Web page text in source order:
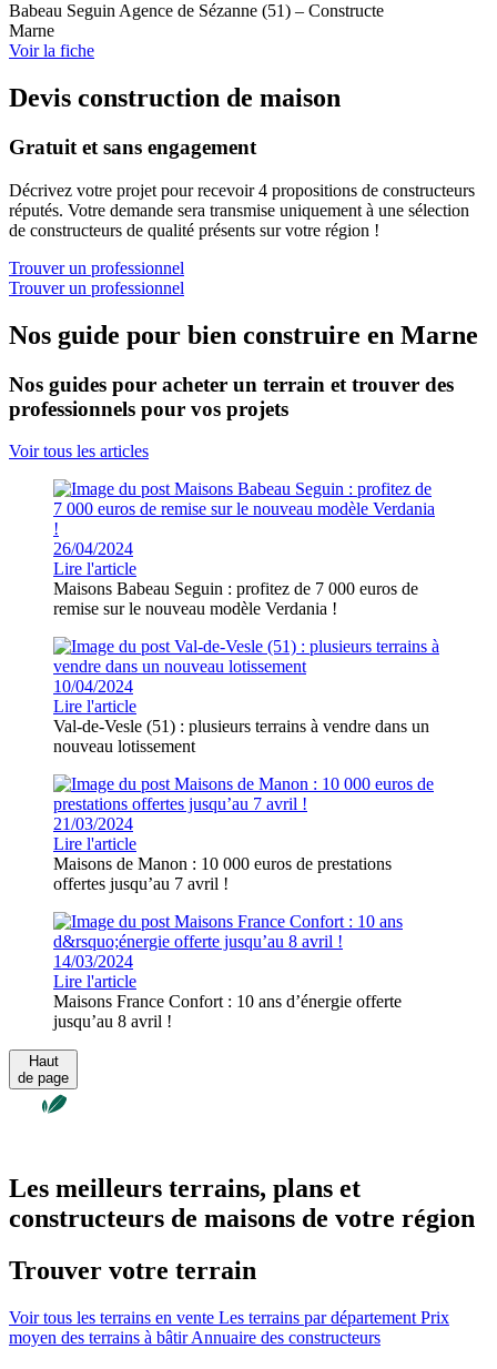
Babeau Seguin Agence de Sézanne (51) – Constructe
Marne
Voir la fiche
Devis construction de maison
Gratuit et sans engagement
Décrivez votre projet pour recevoir 4 propositions de constructeurs
réputés. Votre demande sera transmise uniquement à une sélection
de constructeurs de qualité présents sur votre région !
Trouver un professionnel
Trouver un professionnel
Nos guide pour bien construire en Marne
Nos guides pour acheter un terrain et trouver des
professionnels pour vos projets
Voir tous les articles
26/04/2024
Lire l'article
Maisons Babeau Seguin : profitez de 7 000 euros de
remise sur le nouveau modèle Verdania !
10/04/2024
Lire l'article
Val-de-Vesle (51) : plusieurs terrains à vendre dans un
nouveau lotissement
21/03/2024
Lire l'article
Maisons de Manon : 10 000 euros de prestations
offertes jusqu’au 7 avril !
14/03/2024
Lire l'article
Maisons France Confort : 10 ans d’énergie offerte
jusqu’au 8 avril !
Haut
de page
Les meilleurs terrains, plans et
constructeurs de maisons de votre région
Trouver votre terrain
Voir tous les terrains en vente Les terrains par département Prix
moyen des terrains à bâtirAnnuaire des constructeurs